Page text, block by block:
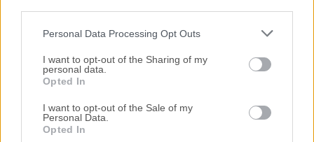
Personal Data Processing Opt Outs
I want to opt-out of the Sharing of my
personal data.
Opted In
I want to opt-out of the Sale of my
Personal Data.
Opted In
Optimizado para su uso en portátiles Samsung y
PCs domésticos prefabricados.
e instalación de parches de software,
actualizaciones de controladores y nuevo
Automatiza completamente la implementación
de actualizaciones en tu PC Samsung.